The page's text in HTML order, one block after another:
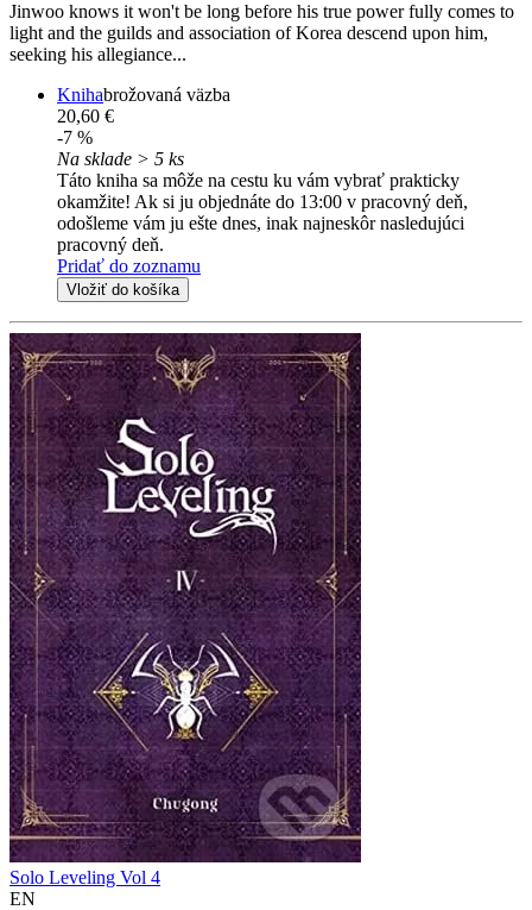
Jinwoo knows it won't be long before his true power fully comes to
light and the guilds and association of Korea descend upon him,
seeking his allegiance...
Knihabrožovaná väzba
20,60 €
-7 %
Na sklade > 5 ks
Táto kniha sa môže na cestu ku vám vybrať prakticky
okamžite! Ak si ju objednáte do 13:00 v pracovný deň,
odošleme vám ju ešte dnes, inak najneskôr nasledujúci
pracovný deň.
Pridať do zoznamu
Vložiť do košíka
Solo Leveling Vol 4
EN